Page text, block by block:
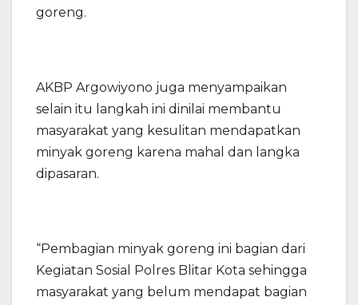
goreng.
AKBP Argowiyono juga menyampaikan
selain itu langkah ini dinilai membantu
masyarakat yang kesulitan mendapatkan
minyak goreng karena mahal dan langka
dipasaran.
“Pembagian minyak goreng ini bagian dari
Kegiatan Sosial Polres Blitar Kota sehingga
masyarakat yang belum mendapat bagian